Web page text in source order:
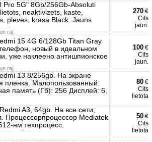
Pro 5G" 8Gb/256Gb-Absoluti
neaktivizets, kaste,
pleves, krasa Black. Jauns
raj.
270 €
Cits
jaun.
15 4G 6/128Gb Titan Gray
новый в идеальном
уже наклеено антишпионское
raj.
100 €
Cits
jaun.
13 8/256gb. На экране
пленка. Малопользованный.
память (Гб): 256 Дисплей: 6,
80 €
Cits
lietota
A3, 64gb. На все сети,
Процессорпроцессор Mediatek
нм техпроцесс,
50 €
Cits
lietota